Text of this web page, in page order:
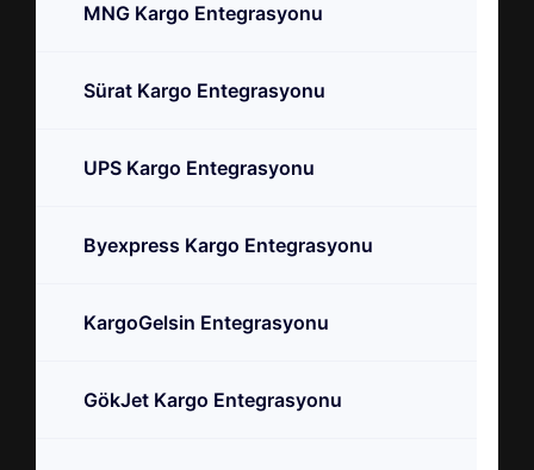
MNG Kargo Entegrasyonu
Sürat Kargo Entegrasyonu
UPS Kargo Entegrasyonu
Byexpress Kargo Entegrasyonu
KargoGelsin Entegrasyonu
GökJet Kargo Entegrasyonu